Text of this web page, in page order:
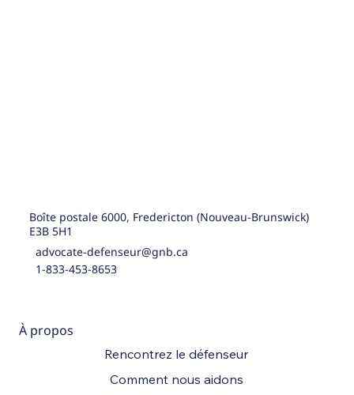
Boîte postale 6000, Fredericton (Nouveau-Brunswick)
E3B 5H1
advocate-defenseur@gnb.ca
1-833-453-8653
À propos
Rencontrez le défenseur
Comment nous aidons